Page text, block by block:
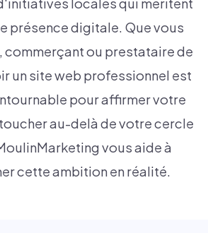
locales qui méritent
présence digitale. Que vous
commerçant ou prestataire de
un site web professionnel est
pour affirmer votre
au-delà de votre cercle
vous aide à
cette ambition en réalité.